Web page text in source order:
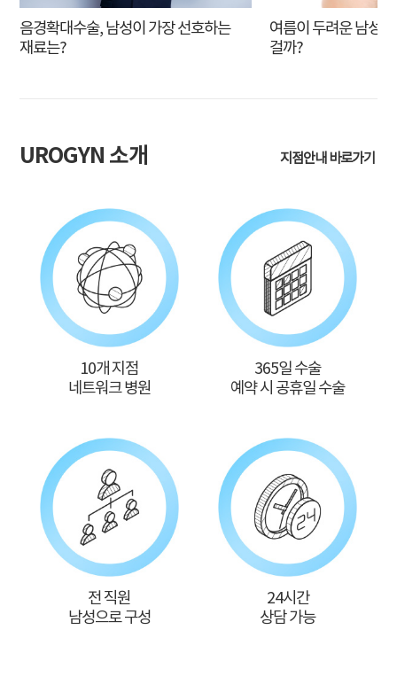
음경확대수술, 남성이 가장 선호하는
재료는?
여름이 두려운 남성,
걸까?
UROGYN 소개 지점안내 바로가기
10개 지점
네트워크 병원
365일 수술
예약 시 공휴일 수술
전 직원
남성으로 구성
24시간
상담 가능